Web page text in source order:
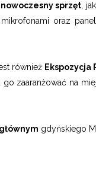
nowoczesny sprzęt ,
oraz
również Ekspozycja
go zaaranżować na
gdyńskiego